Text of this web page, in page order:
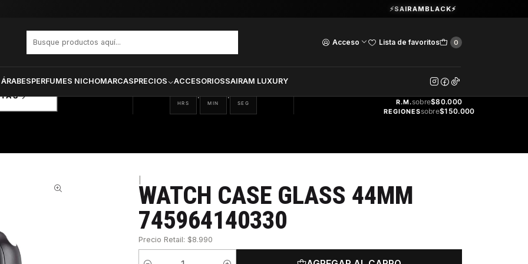
Acceso Lista de favoritos 0
PERFUMES NICHOMARCASPRECIOS ACCESORIOSSAIRAM LUXURY
Guardia Vieja 202. Oficina 102.Ver Horarios
⚡SAIRAMBLACK⚡
05
HRS
: 12
MIN
: 28
SEG
GRATIS
R.M.sobre$80.000
REGIONESsobre$150.000
WATCH CASE GLASS 44MM
745964140330
Precio Retail: $8.990